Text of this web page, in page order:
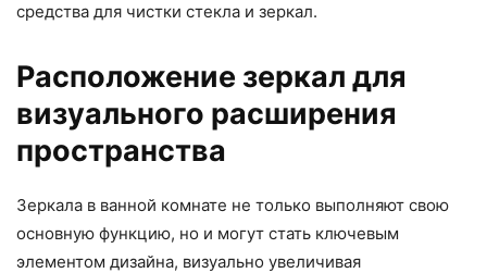
средства для чистки стекла и зеркал.
Расположение зеркал для
визуального расширения
пространства
Зеркала в ванной комнате не только выполняют свою
основную функцию, но и могут стать ключевым
элементом дизайна, визуально увеличивая